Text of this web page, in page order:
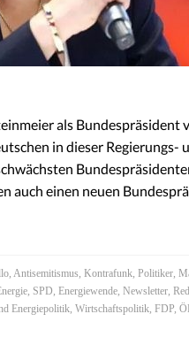
als Bundespräsident
in dieser Regierungs-
auch einen neuen
, Antisemitismus, Kontrafunk, Politiker,
, SPD, Energiewende, Newsletter,
Energiepolitik, Wirtschaftspolitik, FDP,